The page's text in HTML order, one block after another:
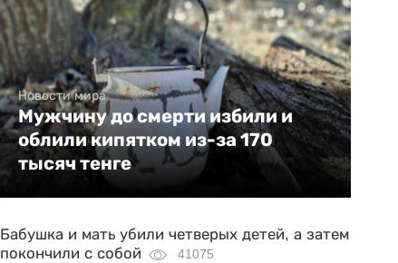
Новости мира
Мужчину до смерти избили и
облили кипятком из-за 170
тысяч тенге
Бабушка и мать убили четверых детей, а затем
покончили с собой
41075